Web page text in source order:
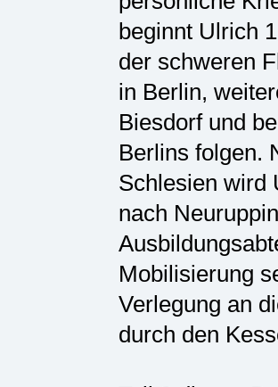
beginnt Ulrich
der schweren
in Berlin,
Biesdorf und
Berlins folgen.
Schlesien wird
nach
Mobilisierung
Verlegung an
durch den